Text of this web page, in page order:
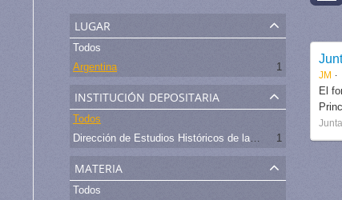
lugar
Todos
Argentina
1
institución depositaria
Todos
Dirección de Estudios Históricos de la Fuerza Aérea
1
materia
Todos
JM
El